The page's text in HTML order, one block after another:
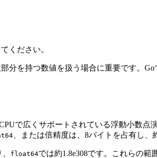
ください。
を持つ数値を扱う場合に重要です。
で広くサポートされている浮動小数点
、または倍精度は、8バイトを占有し、
float64では約1.8e308です。これらの